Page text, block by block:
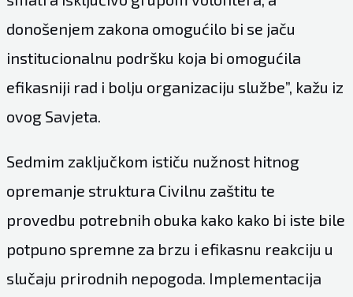
donošenjem zakona omogućilo bi se jaču
institucionalnu podršku koja bi omogućila
efikasniji rad i bolju organizaciju službe”, kažu iz
ovog Savjeta.
Sedmim zaključkom ističu nužnost hitnog
opremanje struktura Civilnu zaštitu te
provedbu potrebnih obuka kako kako bi iste bile
potpuno spremne za brzu i efikasnu reakciju u
slučaju prirodnih nepogoda. Implementacija